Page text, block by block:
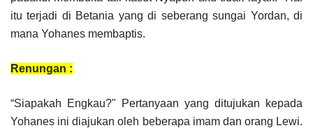
itu terjadi di Betania yang di seberang sungai Yordan, di
mana Yohanes membaptis.
Renungan :
“Siapakah Engkau?" Pertanyaan yang ditujukan kepada
Yohanes ini diajukan oleh beberapa imam dan orang Lewi.